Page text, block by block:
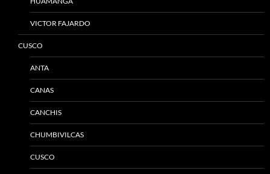
VICTOR FAJARDO
CUSCO
ANTA
CANAS
CANCHIS
CHUMBIVILCAS
CUSCO